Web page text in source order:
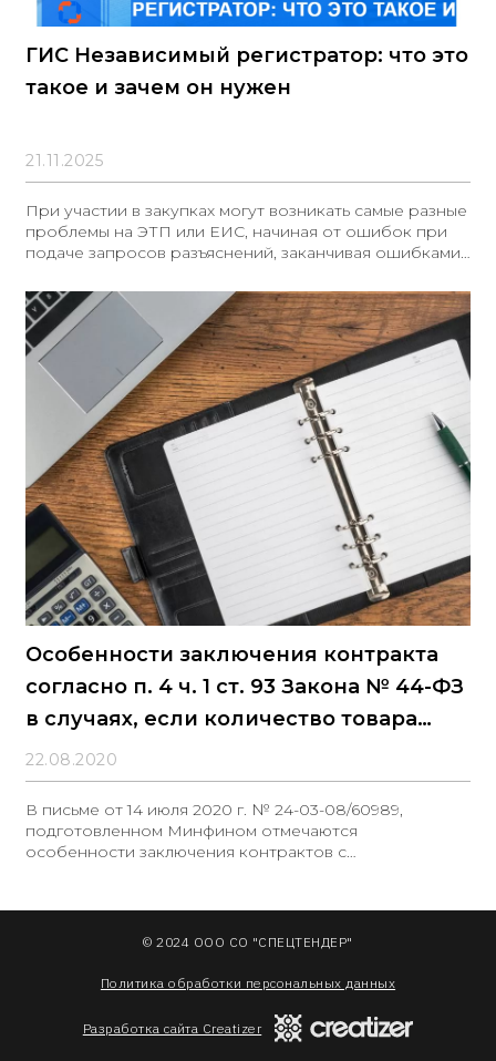
ГИС Независимый регистратор: что это
такое и зачем он нужен
21.11.2025
При участии в закупках могут возникать самые разные
проблемы на ЭТП или ЕИС, начиная от ошибок при
подаче запросов разъяснений, заканчивая ошибками
ЭТП. При этом очень важно понимать, что все
действия ЭТП регулируются нормами 44-ФЗ, а значит
также подлежат обжалованию в антимонопольном
органе в порядке, установленном ст. 105 44-ФЗ. Но
чтобы подтвердить наличие ошибок, просто скринов
экрана недостаточно. Именно для подтверждения
возможных сбоев и ошибок был создан ГИС
Независимый регистратор
Особенности заключения контракта
согласно п. 4 ч. 1 ст. 93 Закона № 44-ФЗ
в случаях, если количество товара
определить невозможно
22.08.2020
В письме от 14 июля 2020 г. № 24-03-08/60989,
подготовленном Минфином отмечаются
особенности заключения контрактов с
© 2024 ООО СО "СПЕЦТЕНДЕР"
Политика обработки персональных данных
Разработка сайта Creatizer